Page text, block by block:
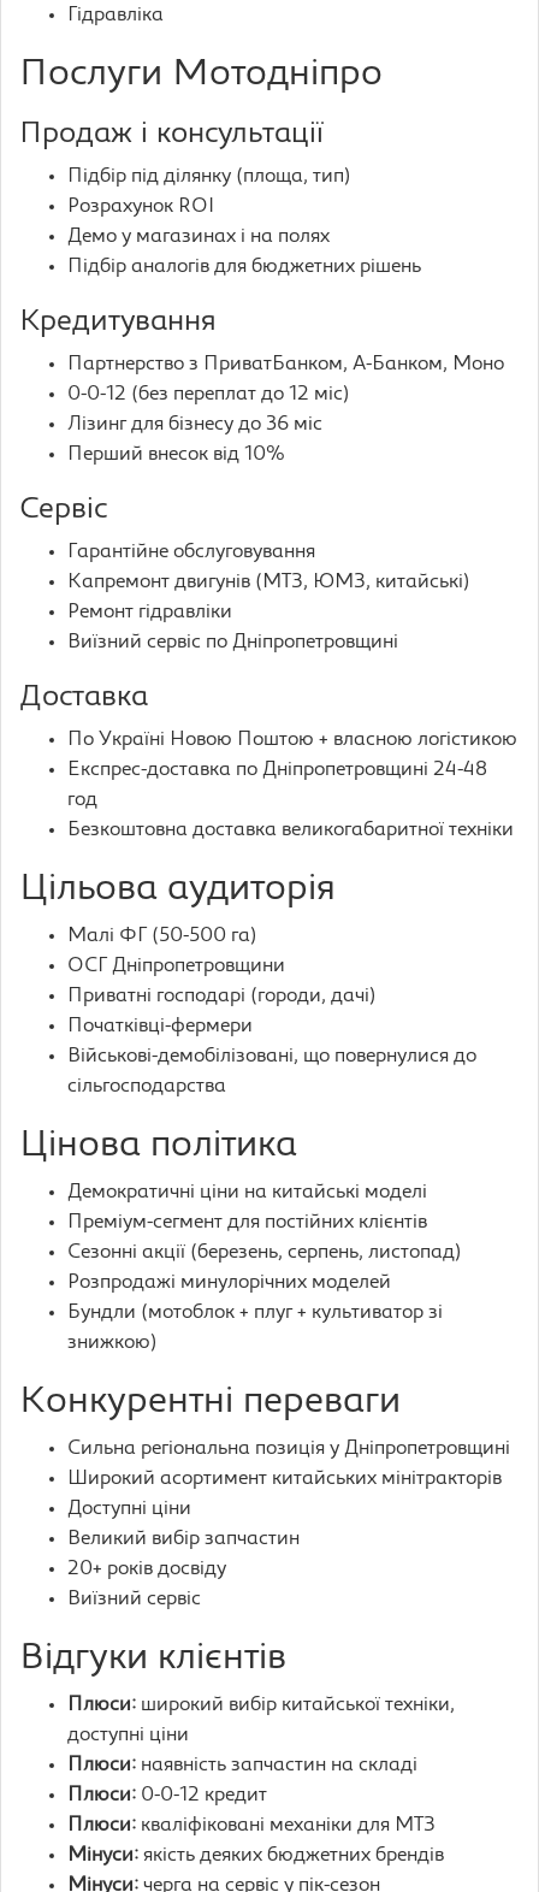
Гідравліка
Послуги Мотодніпро
Продаж і консультації
Підбір під ділянку (площа, тип)
Розрахунок ROI
Демо у магазинах і на полях
Підбір аналогів для бюджетних рішень
Кредитування
Партнерство з ПриватБанком, А-Банком, Моно
0-0-12 (без переплат до 12 міс)
Лізинг для бізнесу до 36 міс
Перший внесок від 10%
Сервіс
Гарантійне обслуговування
Капремонт двигунів (МТЗ, ЮМЗ, китайські)
Ремонт гідравліки
Виїзний сервіс по Дніпропетровщині
Доставка
По Україні Новою Поштою + власною логістикою
Експрес-доставка по Дніпропетровщині 24-48
год
Безкоштовна доставка великогабаритної техніки
Цільова аудиторія
Малі ФГ (50-500 га)
ОСГ Дніпропетровщини
Приватні господарі (городи, дачі)
Початківці-фермери
Військові-демобілізовані, що повернулися до
сільгосподарства
Цінова політика
Демократичні ціни на китайські моделі
Преміум-сегмент для постійних клієнтів
Сезонні акції (березень, серпень, листопад)
Розпродажі минулорічних моделей
Бундли (мотоблок + плуг + культиватор зі
знижкою)
Конкурентні переваги
Сильна регіональна позиція у Дніпропетровщині
Широкий асортимент китайських мінітракторів
Доступні ціни
Великий вибір запчастин
20+ років досвіду
Виїзний сервіс
Відгуки клієнтів
Плюси: широкий вибір китайської техніки,
доступні ціни
Плюси: наявність запчастин на складі
Плюси: 0-0-12 кредит
Плюси: кваліфіковані механіки для МТЗ
Мінуси: якість деяких бюджетних брендів
Мінуси: черга на сервіс у пік-сезон